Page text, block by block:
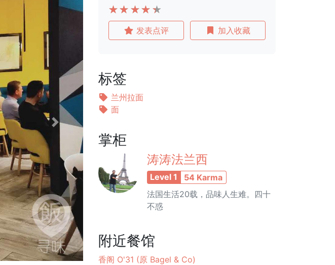
Next
发表点评 加入收藏
标签
兰州拉面
面
掌柜
涛涛法兰西
Level 1
54 Karma
法国生活20载，品味人生难。四十
不惑
附近餐馆
香阁 O'31 (原 Bagel & Co)